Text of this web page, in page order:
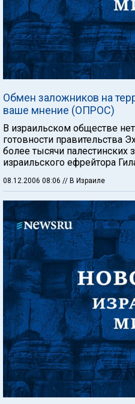
Обмен заложников на
ваше мнение (ОПРОС)
В израильском обществе
готовности правительства
более тысячи палестинских
израильского ефрейтора
08.12.2006 08:06 // В Израиле